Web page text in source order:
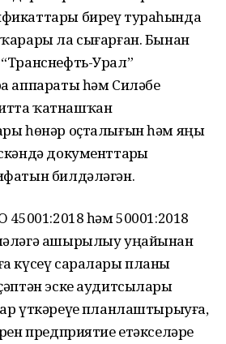
биреү тураһында
ла сығарған. Бынан
Урал”
аппараты һәм Силәбе
ҡатнашҡан
һөнәр оҫталығын һәм яңы
документтарҙы
билдәләгән.
һәм 50001:2018
ашырылыу уңайынан
күсеү саралары планы
эске аудитсыларҙы
үткәреүҙе планлаштырыуға,
предприятие етәкселәре